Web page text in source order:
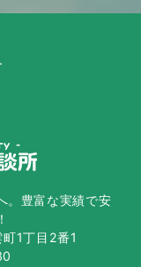
。豊富な実績で安
1丁目2番1